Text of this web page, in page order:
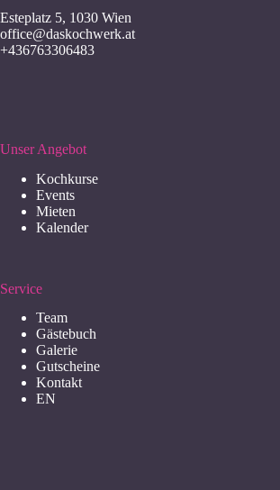
Esteplatz 5, 1030 Wien
office@daskochwerk.at
+436763306483
Unser Angebot
Kochkurse
Events
Mieten
Kalender
Service
Team
Gästebuch
Galerie
Gutscheine
Kontakt
EN